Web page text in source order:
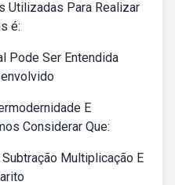
Utilizadas Para Realizar
é:
Pode Ser Entendida
E
Considerar Que:
Multiplicação E